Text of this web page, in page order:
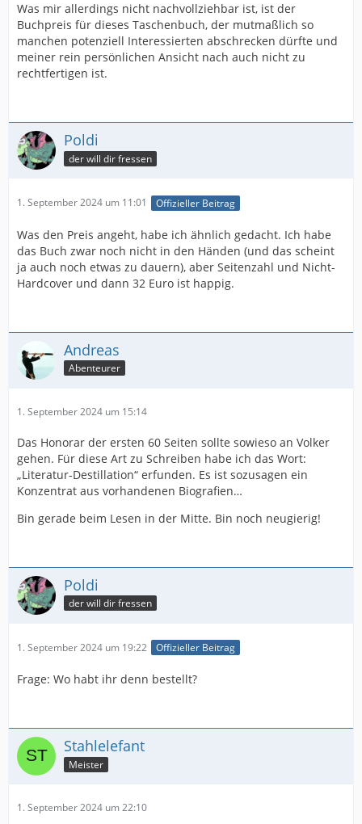
Was mir allerdings nicht nachvollziehbar ist, ist der
Buchpreis für dieses Taschenbuch, der mutmaßlich so
manchen potenziell Interessierten abschrecken dürfte und
meiner rein persönlichen Ansicht nach auch nicht zu
rechtfertigen ist.
Poldi
der will dir fressen
1. September 2024 um 11:01 Offizieller Beitrag
Was den Preis angeht, habe ich ähnlich gedacht. Ich habe
das Buch zwar noch nicht in den Händen (und das scheint
ja auch noch etwas zu dauern), aber Seitenzahl und Nicht-
Hardcover und dann 32 Euro ist happig.
Andreas
Abenteurer
1. September 2024 um 15:14
Das Honorar der ersten 60 Seiten sollte sowieso an Volker
gehen. Für diese Art zu Schreiben habe ich das Wort:
„Literatur-Destillation“ erfunden. Es ist sozusagen ein
Konzentrat aus vorhandenen Biografien…
Bin gerade beim Lesen in der Mitte. Bin noch neugierig!
Poldi
der will dir fressen
1. September 2024 um 19:22 Offizieller Beitrag
Frage: Wo habt ihr denn bestellt?
Stahlelefant
Meister
1. September 2024 um 22:10